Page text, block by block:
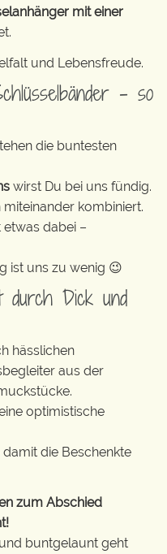
mit einer
und Lebensfreude.
– so
die buntesten
wirst Du bei uns fündig.
kombiniert.
etwas dabei –
ist uns zu wenig 😉
durch Dick und
hässlichen
aus der
optimistische
die Beschenkte
zum Abschied
und buntgelaunt geht